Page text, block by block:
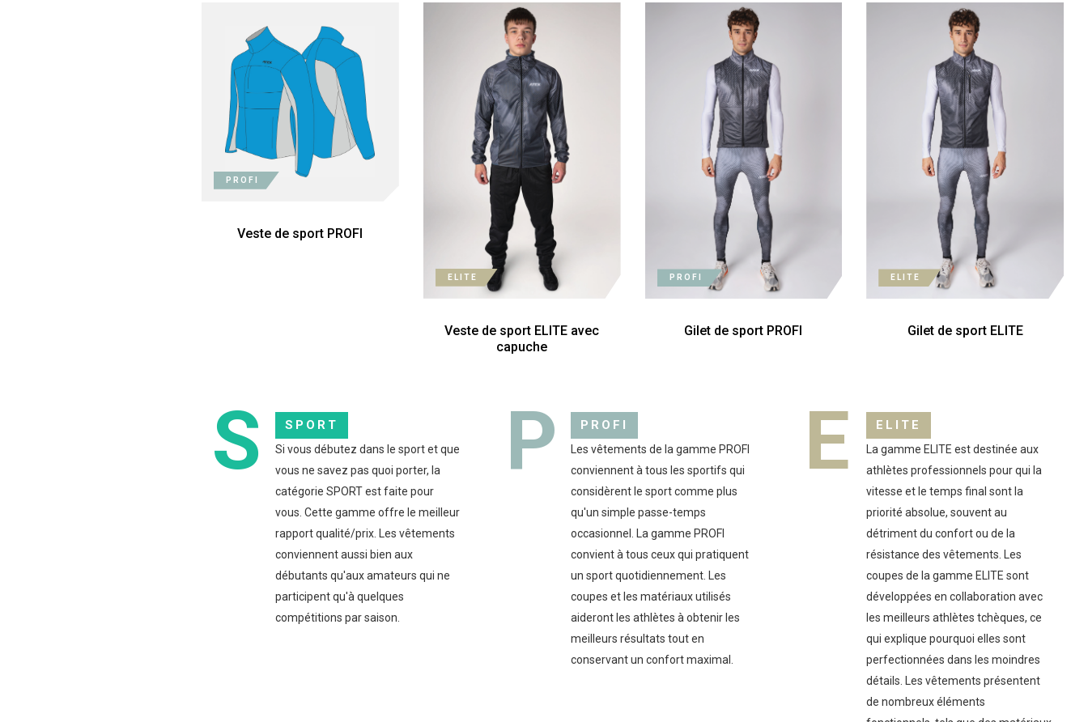
PROFI
Veste de sport PROFI
ELITE
Veste de sport ELITE avec
capuche
PROFI
Gilet de sport PROFI
ELITE
Gilet de sport ELITE
S SPORT
Si vous débutez dans le sport et que
vous ne savez pas quoi porter, la
catégorie SPORT est faite pour
vous. Cette gamme offre le meilleur
rapport qualité/prix. Les vêtements
conviennent aussi bien aux
débutants qu'aux amateurs qui ne
participent qu'à quelques
compétitions par saison.
P PROFI
Les vêtements de la gamme PROFI
conviennent à tous les sportifs qui
considèrent le sport comme plus
qu'un simple passe-temps
occasionnel. La gamme PROFI
convient à tous ceux qui pratiquent
un sport quotidiennement. Les
coupes et les matériaux utilisés
aideront les athlètes à obtenir les
meilleurs résultats tout en
conservant un confort maximal.
E ELITE
La gamme ELITE est destinée aux
athlètes professionnels pour qui la
vitesse et le temps final sont la
priorité absolue, souvent au
détriment du confort ou de la
résistance des vêtements. Les
coupes de la gamme ELITE sont
développées en collaboration avec
les meilleurs athlètes tchèques, ce
qui explique pourquoi elles sont
perfectionnées dans les moindres
détails. Les vêtements présentent
de nombreux éléments